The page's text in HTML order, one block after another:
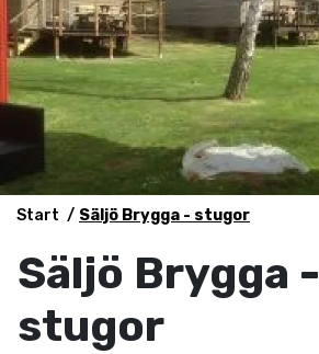
Start Säljö Brygga - stugor
Säljö Brygga -
stugor